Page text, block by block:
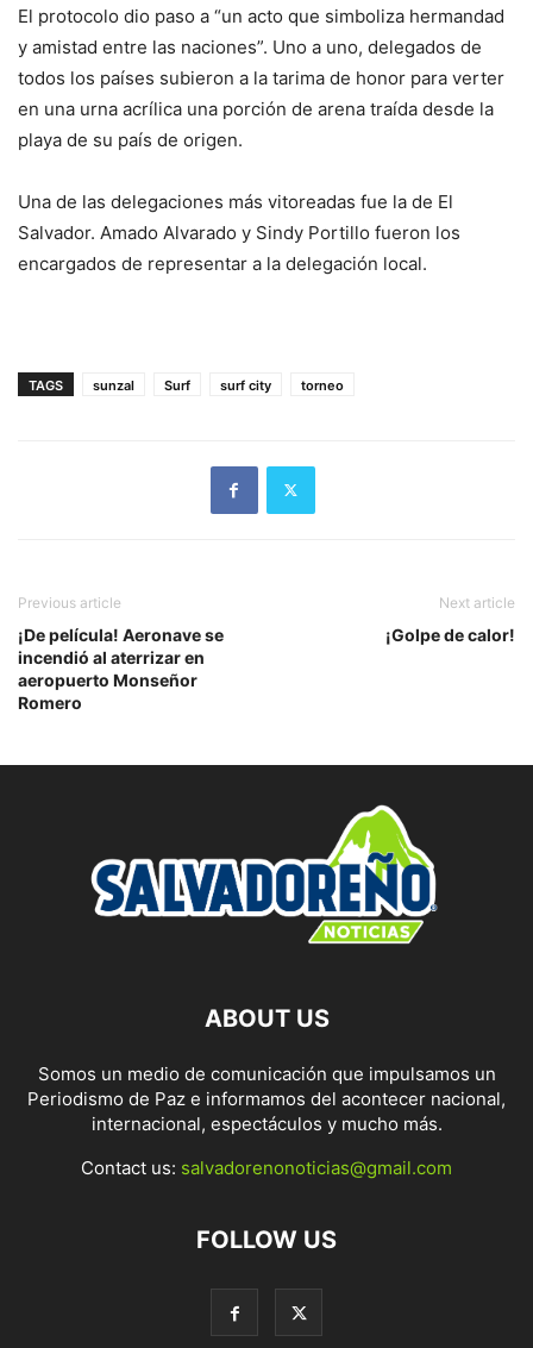
El protocolo dio paso a “un acto que simboliza hermandad
y amistad entre las naciones”. Uno a uno, delegados de
todos los países subieron a la tarima de honor para verter
en una urna acrílica una porción de arena traída desde la
playa de su país de origen.
Una de las delegaciones más vitoreadas fue la de El
Salvador. Amado Alvarado y Sindy Portillo fueron los
encargados de representar a la delegación local.
TAGS sunzal Surf surf city torneo
Previous article
¡De película! Aeronave se
incendió al aterrizar en
aeropuerto Monseñor
Romero
Next article
¡Golpe de calor!
ABOUT US
Somos un medio de comunicación que impulsamos un
Periodismo de Paz e informamos del acontecer nacional,
internacional, espectáculos y mucho más.
Contact us: salvadorenonoticias@gmail.com
FOLLOW US